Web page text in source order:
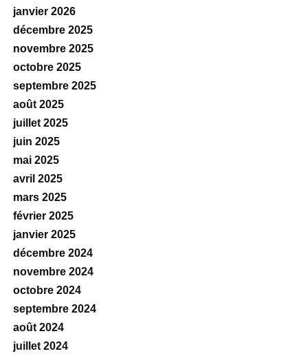
janvier 2026
décembre 2025
novembre 2025
octobre 2025
septembre 2025
août 2025
juillet 2025
juin 2025
mai 2025
avril 2025
mars 2025
février 2025
janvier 2025
décembre 2024
novembre 2024
octobre 2024
septembre 2024
août 2024
juillet 2024